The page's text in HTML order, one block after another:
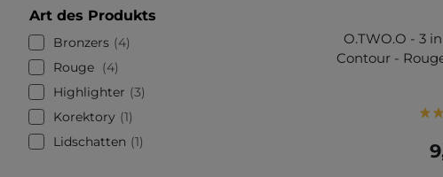
Art des Produkts
Bronzers
4
Rouge
4
Highlighter
3
Korektory
1
Lidschatten
1
O.TWO.O - 3
Contour -